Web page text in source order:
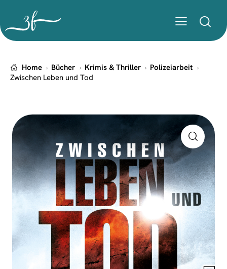
Home Bücher Krimis & Thriller
Polizeiarbeit
Zwischen Leben und Tod